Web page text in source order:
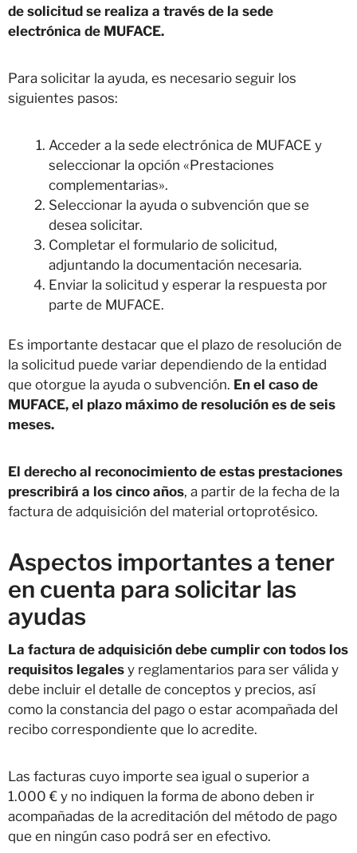
de solicitud se realiza a través de la sede
electrónica de MUFACE.
Para solicitar la ayuda, es necesario seguir los
siguientes pasos:
Acceder a la sede electrónica de MUFACE y
seleccionar la opción «Prestaciones
complementarias».
Seleccionar la ayuda o subvención que se
desea solicitar.
Completar el formulario de solicitud,
adjuntando la documentación necesaria.
Enviar la solicitud y esperar la respuesta por
parte de MUFACE.
Es importante destacar que el plazo de resolución de
la solicitud puede variar dependiendo de la entidad
que otorgue la ayuda o subvención. En el caso de
MUFACE, el plazo máximo de resolución es de seis
meses.
El derecho al reconocimiento de estas prestaciones
prescribirá a los cinco años, a partir de la fecha de la
factura de adquisición del material ortoprotésico.
Aspectos importantes a tener
en cuenta para solicitar las
ayudas
La factura de adquisición debe cumplir con todos los
requisitos legales y reglamentarios para ser válida y
debe incluir el detalle de conceptos y precios, así
como la constancia del pago o estar acompañada del
recibo correspondiente que lo acredite.
Las facturas cuyo importe sea igual o superior a
1.000 € y no indiquen la forma de abono deben ir
acompañadas de la acreditación del método de pago
que en ningún caso podrá ser en efectivo.